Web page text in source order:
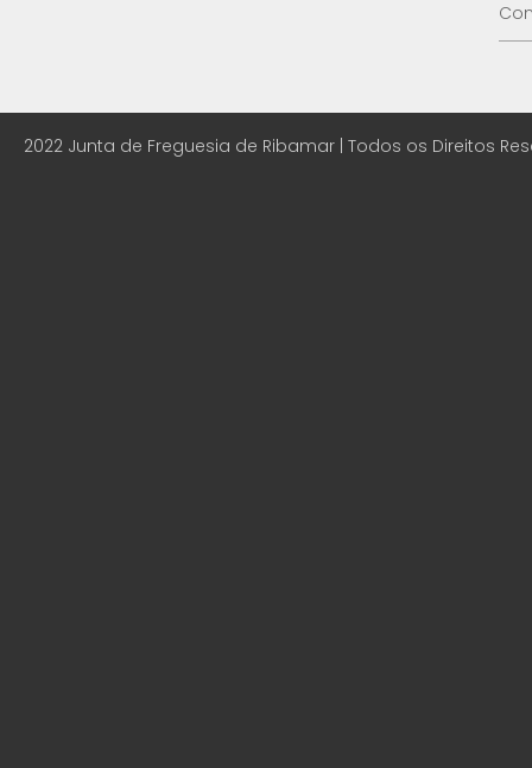
2022 Junta de Freguesia de Ribamar | Todos os Direitos